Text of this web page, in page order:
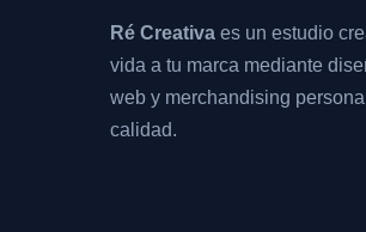
Ré Creativa es un estudio
vida a tu marca mediante
web y merchandising
calidad.